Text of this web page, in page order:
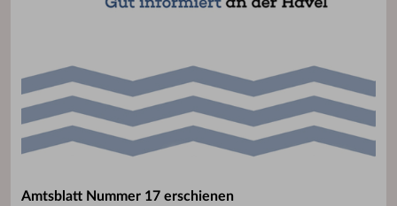
Amtsblatt Nummer 17 erschienen